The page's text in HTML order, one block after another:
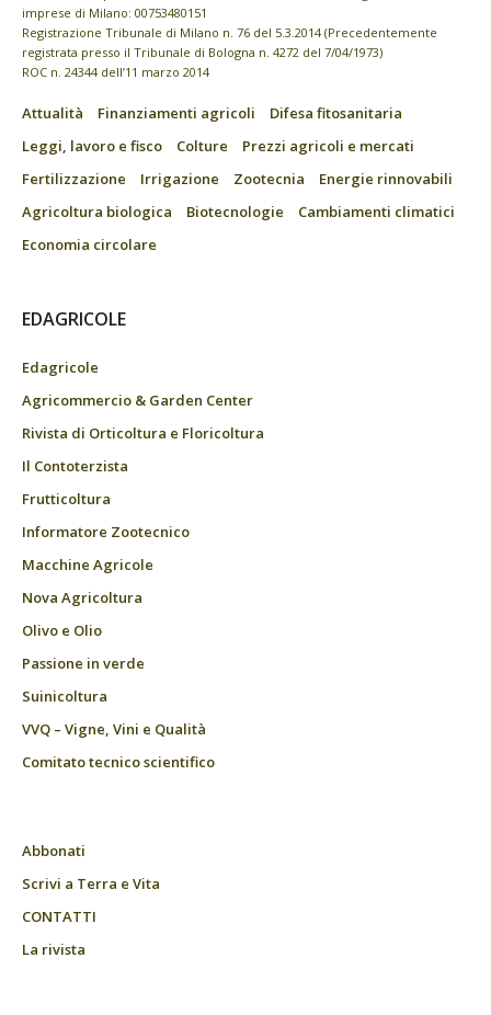
imprese di Milano: 00753480151
Registrazione Tribunale di Milano n. 76 del 5.3.2014 (Precedentemente
registrata presso il Tribunale di Bologna n. 4272 del 7/04/1973)
ROC n. 24344 dell’11 marzo 2014
Attualità Finanziamenti agricoli
Difesa fitosanitaria
Leggi, lavoro e fisco
Colture
Prezzi agricoli e mercati
Fertilizzazione
Irrigazione Zootecnia
Energie rinnovabili
Agricoltura biologica
Biotecnologie
Cambiamenti climatici
Economia circolare
EDAGRICOLE
Edagricole
Agricommercio & Garden Center
Rivista di Orticoltura e Floricoltura
Il Contoterzista
Frutticoltura
Informatore Zootecnico
Macchine Agricole
Nova Agricoltura
Olivo e Olio
Passione in verde
Suinicoltura
VVQ – Vigne, Vini e Qualità
Comitato tecnico scientifico
Abbonati
Scrivi a Terra e Vita
CONTATTI
La rivista